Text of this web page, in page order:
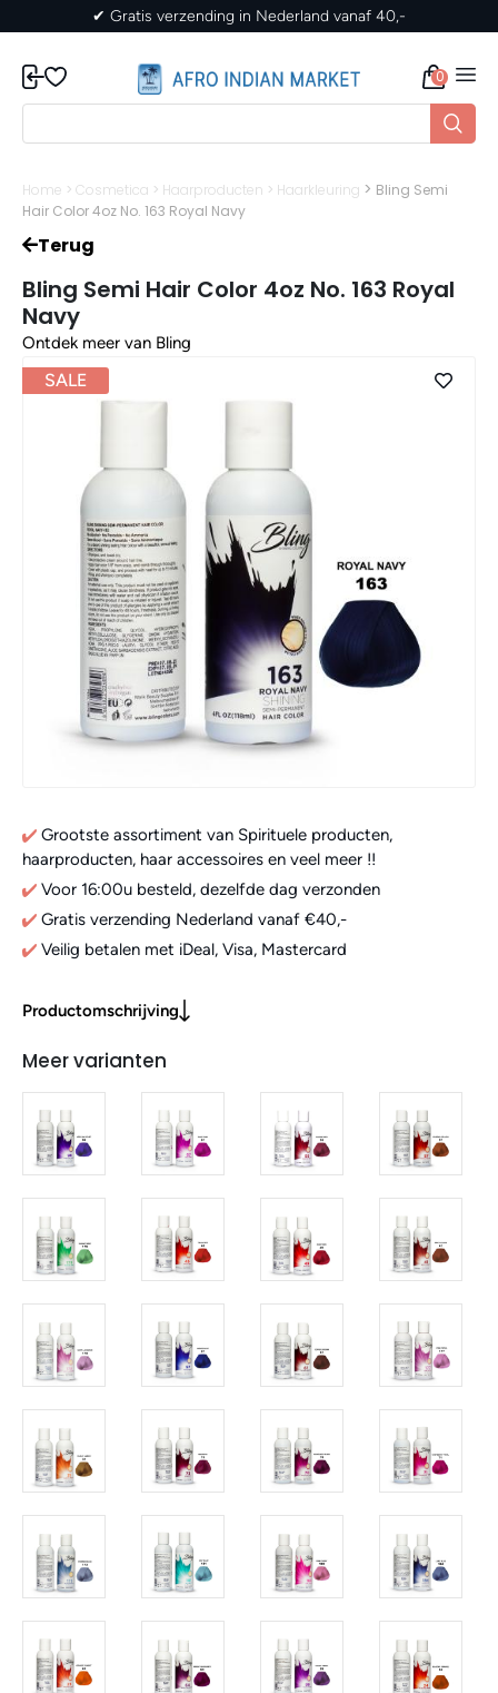
✔ Gratis verzending in Nederland vanaf 40,-
0
Home > Cosmetica > Haarproducten > Haarkleuring > Bling Semi
Hair Color 4oz No. 163 Royal Navy
Terug
Bling Semi Hair Color 4oz No. 163 Royal
Navy
Ontdek meer van Bling
SALE
Grootste assortiment van Spirituele producten,
haarproducten, haar accessoires en veel meer !!
Voor 16:00u besteld, dezelfde dag verzonden
Gratis verzending Nederland vanaf €40,-
Veilig betalen met iDeal, Visa, Mastercard
Productomschrijving
Meer varianten